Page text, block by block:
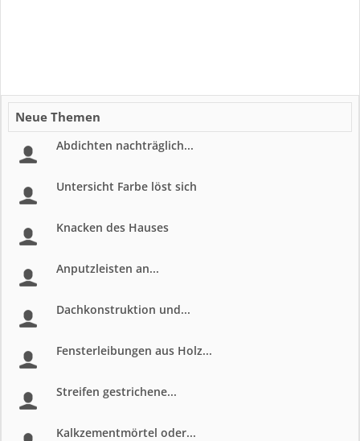
Neue Themen
Abdichten nachträglich...
Untersicht Farbe löst sich
Knacken des Hauses
Anputzleisten an...
Dachkonstruktion und...
Fensterleibungen aus Holz...
Streifen gestrichene...
Kalkzementmörtel oder...